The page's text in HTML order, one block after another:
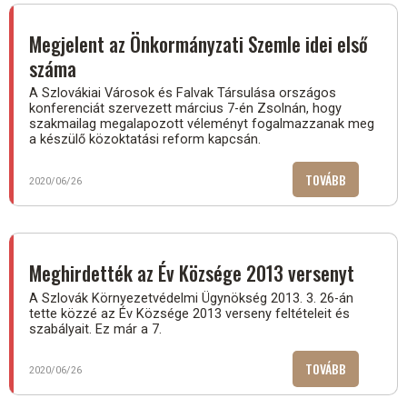
Megjelent az Önkormányzati Szemle idei első
száma
A Szlovákiai Városok és Falvak Társulása országos
konferenciát szervezett március 7-én Zsolnán, hogy
szakmailag megalapozott véleményt fogalmazzanak meg
a készülő közoktatási reform kapcsán.
2020/06/26 TOVÁBB
AZ
SZEMLE
ELSŐ
SZÁMA)
Meghirdették az Év Községe 2013 versenyt
A Szlovák Környezetvédelmi Ügynökség 2013. 3. 26-án
tette közzé az Év Községe 2013 verseny feltételeit és
szabályait. Ez már a 7.
2020/06/26 TOVÁBB
AZ